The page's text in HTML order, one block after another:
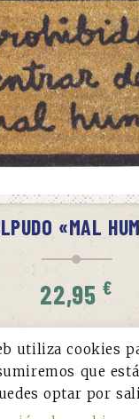
SIN STOCK
«MAL
22,95 €
utiliza cookies
que
optar por